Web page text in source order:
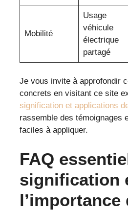
Mobilité
Usage
véhicule
électrique
partagé
Je vous invite à approfondir
concrets en visitant ce site
signification et applications
rassemble des témoignages
faciles à appliquer.
FAQ
signification
l’importance